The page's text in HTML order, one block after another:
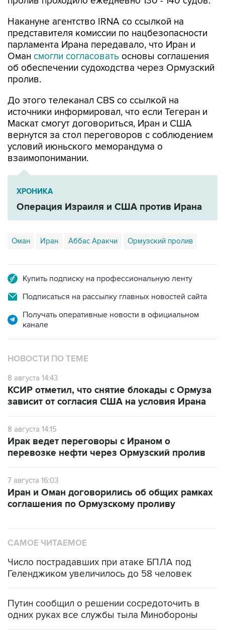
Накануне агентство IRNA со ссылкой на
представителя комиссии по нацбезопасности
парламента Ирана передавало, что Иран и
Оман смогли согласовать основы соглашения
об обеспечении судоходства через Ормузский
пролив.
До этого телеканал CBS со ссылкой на
источники информировал, что если Тегеран и
Маскат смогут договориться, Иран и США
вернутся за стол переговоров с соблюдением
условий июньского меморандума о
взаимопонимании.
ХРОНИКА
Операция Израиля и США против Ирана
Оман Иран Аббас Аракчи Ормузский пролив
Купить подписку на профессиональную ленту
Подписаться на рассылку главных новостей сайта
Получать оперативные новости в официальном
канале
НОВОСТИ ПО ТЕМЕ
8 августа 14:43
КСИР отметил, что снятие блокады с Ормуза
зависит от согласия США на условия Ирана
8 августа 14:15
Ирак ведет переговоры с Ираном о
перевозке нефти через Ормузский пролив
7 августа 16:03
Иран и Оман договорились об общих рамках
соглашения по Ормузскому проливу
САМОЕ ЧИТАЕМОЕ
Число пострадавших при атаке БПЛА под
Геленджиком увеличилось до 58 человек
Путин сообщил о решении сосредоточить в
одних руках все службы тыла Минобороны